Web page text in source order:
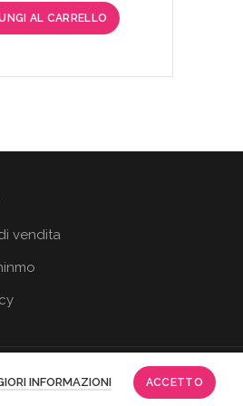
prezzo
originale
era:
prezzo
attuale
è:
AL CARRELLO
vendita
INFORMAZIONI ACCETTO